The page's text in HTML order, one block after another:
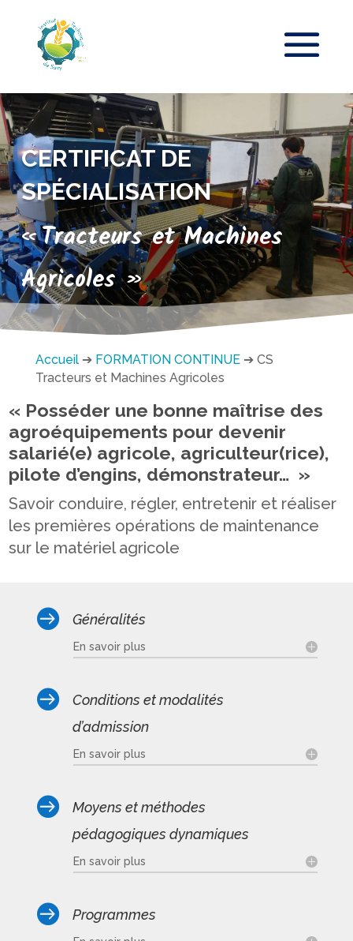
CERTIFICAT DE
SPÉCIALISATION
« Tracteurs et Machines
Agricoles »
Accueil➔ FORMATION CONTINUE➔ CS
Tracteurs et Machines Agricoles
« Posséder une bonne maîtrise des
agroéquipements pour devenir
salarié(e) agricole, agriculteur(rice),
pilote d’engins, démonstrateur… »
Savoir conduire, régler, entretenir et réaliser
les premières opérations de maintenance
sur le matériel agricole
 Généralités
En savoir plus

Conditions et modalités
d’admission
En savoir plus

Moyens et méthodes
pédagogiques dynamiques
En savoir plus
 Programmes